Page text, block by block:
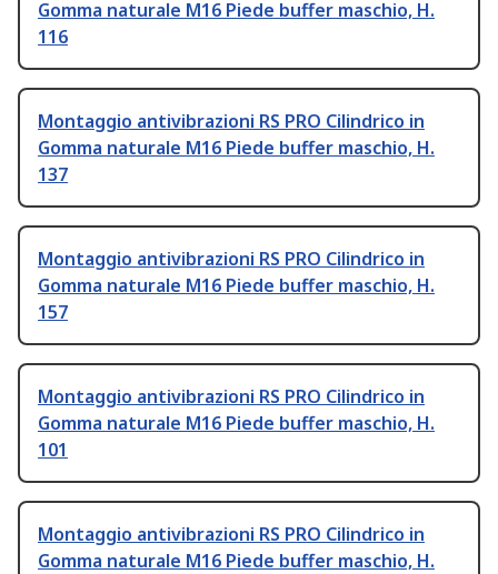
Gomma naturale M16 Piede buffer maschio, H.
116
Montaggio antivibrazioni RS PRO Cilindrico in
Gomma naturale M16 Piede buffer maschio, H.
137
Montaggio antivibrazioni RS PRO Cilindrico in
Gomma naturale M16 Piede buffer maschio, H.
157
Montaggio antivibrazioni RS PRO Cilindrico in
Gomma naturale M16 Piede buffer maschio, H.
101
Montaggio antivibrazioni RS PRO Cilindrico in
Gomma naturale M16 Piede buffer maschio, H.